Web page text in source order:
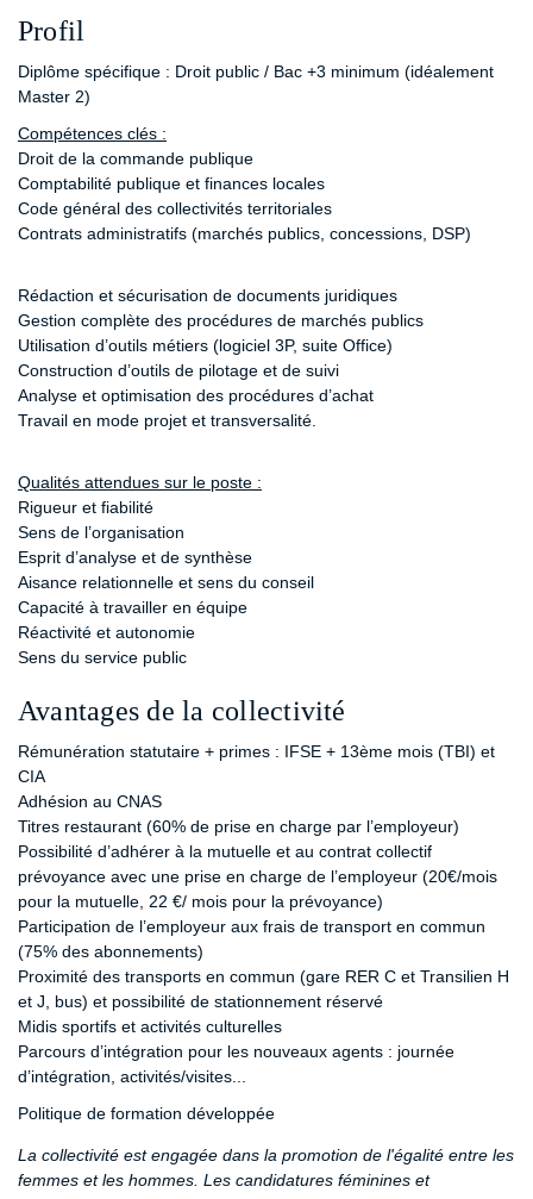
Profil
Diplôme spécifique : Droit public / Bac +3 minimum (idéalement
Master 2)
Compétences clés :
Droit de la commande publique
Comptabilité publique et finances locales
Code général des collectivités territoriales
Contrats administratifs (marchés publics, concessions, DSP)
Rédaction et sécurisation de documents juridiques
Gestion complète des procédures de marchés publics
Utilisation d’outils métiers (logiciel 3P, suite Office)
Construction d’outils de pilotage et de suivi
Analyse et optimisation des procédures d’achat
Travail en mode projet et transversalité.
Qualités attendues sur le poste :
Rigueur et fiabilité
Sens de l’organisation
Esprit d’analyse et de synthèse
Aisance relationnelle et sens du conseil
Capacité à travailler en équipe
Réactivité et autonomie
Sens du service public
Avantages de la collectivité
Rémunération statutaire + primes : IFSE + 13ème mois (TBI) et
CIA
Adhésion au CNAS
Titres restaurant (60% de prise en charge par l’employeur)
Possibilité d’adhérer à la mutuelle et au contrat collectif
prévoyance avec une prise en charge de l’employeur (20€/mois
pour la mutuelle, 22 €/ mois pour la prévoyance)
Participation de l’employeur aux frais de transport en commun
(75% des abonnements)
Proximité des transports en commun (gare RER C et Transilien H
et J, bus) et possibilité de stationnement réservé
Midis sportifs et activités culturelles
Parcours d’intégration pour les nouveaux agents : journée
d’intégration, activités/visites...
Politique de formation développée
La collectivité est engagée dans la promotion de l'égalité entre les
femmes et les hommes. Les candidatures féminines et